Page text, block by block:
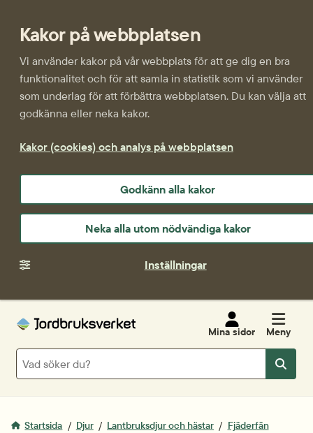
Kakor på webbplatsen
Vi använder kakor på vår webbplats för att ge dig en bra
funktionalitet och för att samla in statistik som vi använder
som underlag för att förbättra webbplatsen. Du kan välja att
godkänna eller neka kakor.
Kakor (cookies) och analys på webbplatsen
Godkänn alla kakor
Neka alla utom nödvändiga kakor
Inställningar
Mina sidor Meny
Sök
Sök
Startsida Djur Lantbruksdjur och hästar
Fjäderfän